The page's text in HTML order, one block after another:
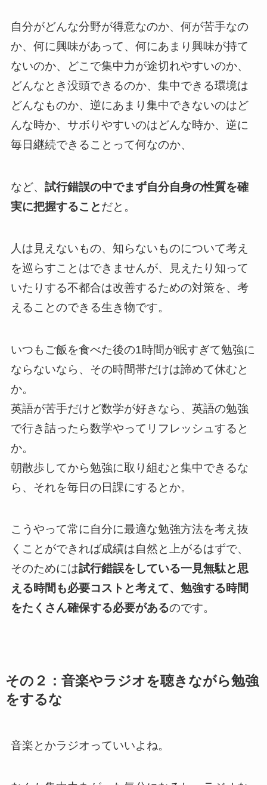
自分がどんな分野が得意なのか、何が苦手なの
か、何に興味があって、何にあまり興味が持て
ないのか、どこで集中力が途切れやすいのか、
どんなとき没頭できるのか、集中できる環境は
どんなものか、逆にあまり集中できないのはど
んな時か、サボりやすいのはどんな時か、逆に
毎日継続できることって何なのか、
など、 試行錯誤の中でまず自分自身の性質を確
実に把握することだと。
人は見えないもの、知らないものについて考え
を巡らすことはできませんが、見えたり知って
いたりする不都合は改善するための対策を、考
えることのできる生き物です。
いつもご飯を食べた後の1時間が眠すぎて勉強に
ならないなら、その時間帯だけは諦めて休むと
か。
英語が苦手だけど数学が好きなら、英語の勉強
で行き詰ったら数学やってリフレッシュすると
か。
朝散歩してから勉強に取り組むと集中できるな
ら、それを毎日の日課にするとか。
こうやって常に自分に最適な勉強方法を考え抜
くことができれば成績は自然と上がるはずで、
そのためには試行錯誤をしている一見無駄と思
える時間も必要コストと考えて、勉強する時間
をたくさん確保する必要があるのです。
その２：音楽やラジオを聴きながら勉強
をするな
音楽とかラジオっていいよね。